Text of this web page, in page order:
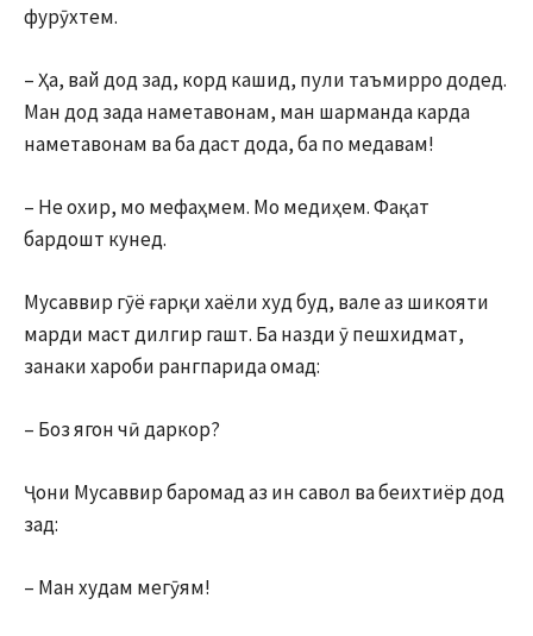
фурӯхтем.
– Ҳа, вай дод зад, корд кашид, пули таъмирро додед.
Ман дод зада наметавонам, ман шарманда карда
наметавонам ва ба даст дода, ба по медавам!
– Не охир, мо мефаҳмем. Мо медиҳем. Фақат
бардошт кунед.
Мусаввир гӯё ғарқи хаёли худ буд, вале аз шикояти
марди маст дилгир гашт. Ба назди ӯ пешхидмат,
занаки хароби рангпарида омад:
– Боз ягон чӣ даркор?
Ҷони Мусаввир баромад аз ин савол ва беихтиёр дод
зад:
– Ман худам мегӯям!